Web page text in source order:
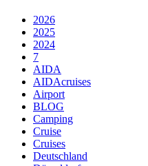
2026
2025
2024
7
AIDA
AIDAcruises
Airport
BLOG
Camping
Cruise
Cruises
Deutschland